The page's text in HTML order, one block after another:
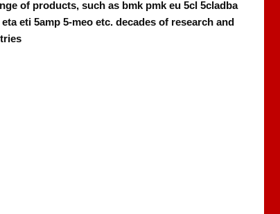
of products, such as bmk pmk eu 5cl 5cladba
eti 5amp 5-meo etc. decades of research and